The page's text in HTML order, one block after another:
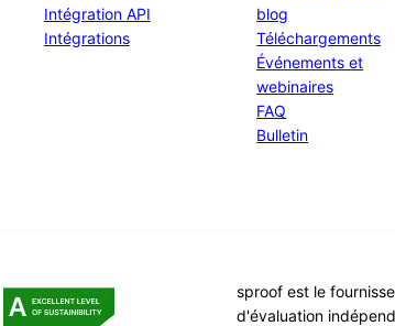
Intégration API
Intégrations
blog
Téléchargements
Événements et
webinaires
FAQ
Bulletin
sproof est le
d'évaluation